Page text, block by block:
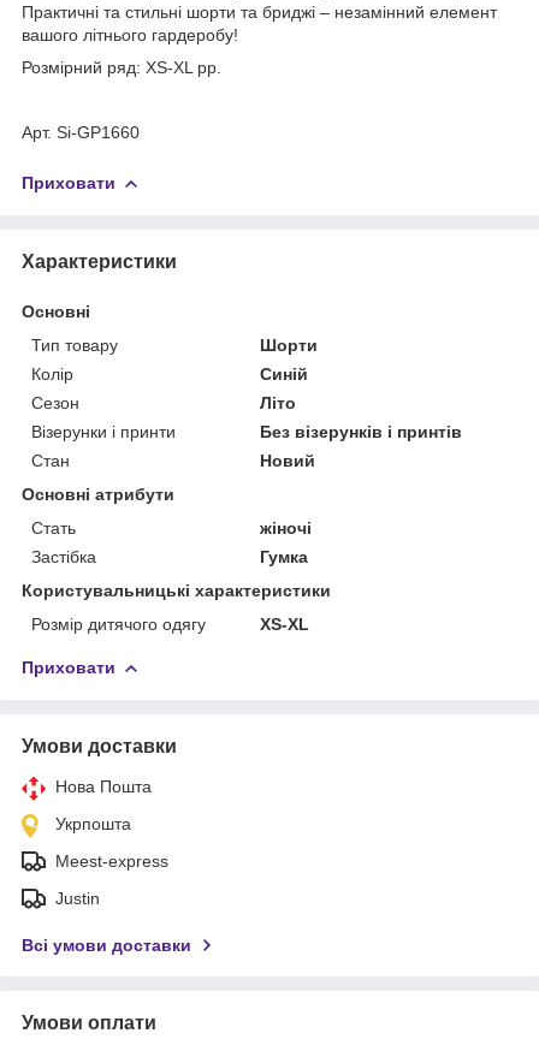
Практичні та стильні шорти та бриджі – незамінний елемент
вашого літнього гардеробу!
Розмірний ряд: XS-XL рр.
Арт. Si-GР1660
Приховати
Характеристики
Основні
Тип товару
Шорти
Колір
Синій
Сезон
Літо
Візерунки і принти
Без візерунків і принтів
Стан
Новий
Основні атрибути
Стать
жіночі
Застібка
Гумка
Користувальницькі характеристики
Розмір дитячого одягу
XS-XL
Приховати
Умови доставки
Нова Пошта
Укрпошта
Meest-express
Justin
Всі умови доставки
Умови оплати